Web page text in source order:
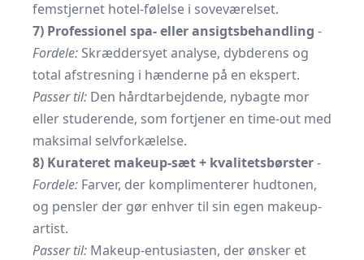
femstjernet hotel-følelse i soveværelset.
7) Professionel spa- eller ansigtsbehandling -
Fordele: Skræddersyet analyse, dybderens og
total afstresning i hænderne på en ekspert.
Passer til: Den hårdtarbejdende, nybagte mor
eller studerende, som fortjener en time-out med
maksimal selvforkælelse.
8) Kurateret makeup-sæt + kvalitetsbørster-
Fordele: Farver, der komplimenterer hudtonen,
og pensler der gør enhver til sin egen makeup-
artist.
Passer til: Makeup-entusiasten, der ønsker et